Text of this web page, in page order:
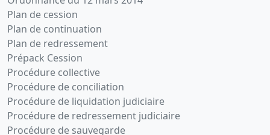
Plan de cession
Plan de continuation
Plan de redressement
Prépack Cession
Procédure collective
Procédure de conciliation
Procédure de liquidation judiciaire
Procédure de redressement judiciaire
Procédure de sauvegarde